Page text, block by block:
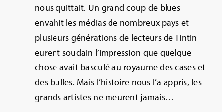
nous quittait. Un grand coup de blues
envahit les médias de nombreux pays et
plusieurs générations de lecteurs de Tintin
eurent soudain l’impression que quelque
chose avait basculé au royaume des cases et
des bulles. Mais l’histoire nous l’a appris, les
grands artistes ne meurent jamais…